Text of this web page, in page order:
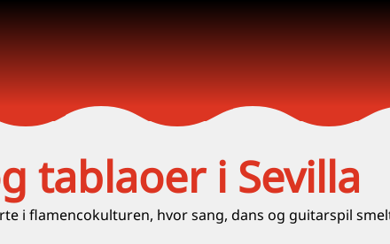
tablaoer i Sevilla
i flamencokulturen, hvor sang, dans og guitarspil